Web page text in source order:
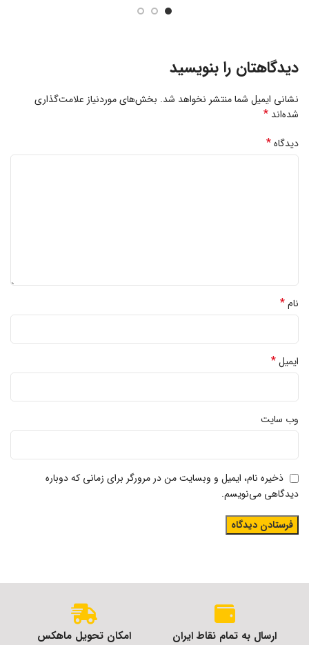
دیدگاهتان را بنویسید
نشانی ایمیل شما منتشر نخواهد شد. بخش‌های موردنیاز علامت‌گذاری
شده‌اند *
دیدگاه*
نام*
ایمیل*
وب‌ سایت
ذخیره نام، ایمیل و وبسایت من در مرورگر برای زمانی که دوباره
دیدگاهی می‌نویسم.
ارسال به تمام نقاط ایران امکان تحویل ماهکس